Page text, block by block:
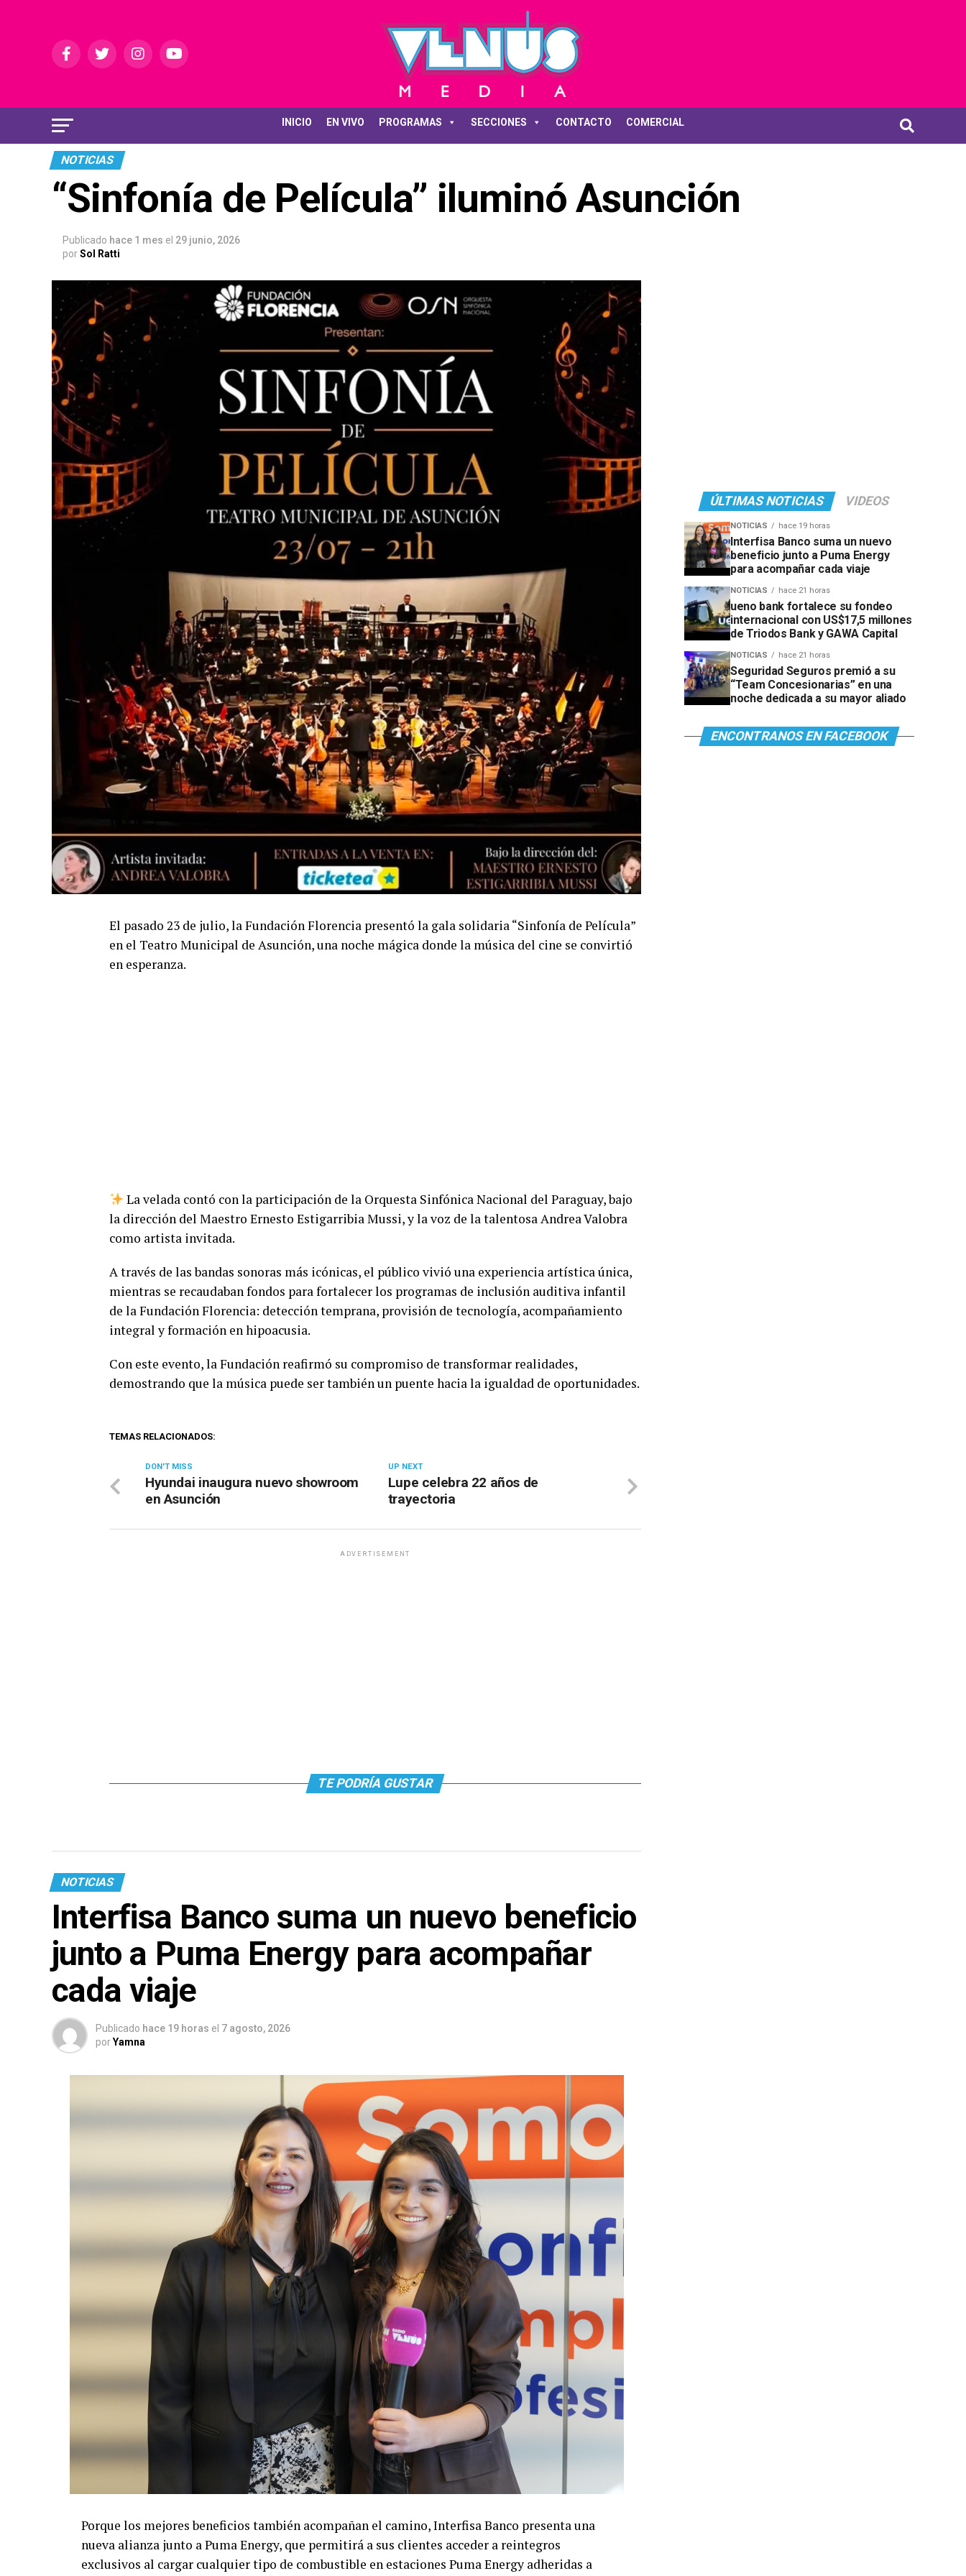
INICIO EN VIVO PROGRAMAS SECCIONES CONTACTO COMERCIAL
NOTICIAS
“Sinfonía de Película” iluminó Asunción
Publicado hace 1 mes el 29 junio, 2026
porSol Ratti
El pasado 23 de julio, la Fundación Florencia presentó la gala solidaria “Sinfonía de Película”
en el Teatro Municipal de Asunción, una noche mágica donde la música del cine se convirtió
en esperanza.
La velada contó con la participación de la Orquesta Sinfónica Nacional del Paraguay, bajo
la dirección del Maestro Ernesto Estigarribia Mussi, y la voz de la talentosa Andrea Valobra
como artista invitada.
A través de las bandas sonoras más icónicas, el público vivió una experiencia artística única,
mientras se recaudaban fondos para fortalecer los programas de inclusión auditiva infantil
de la Fundación Florencia: detección temprana, provisión de tecnología, acompañamiento
integral y formación en hipoacusia.
Con este evento, la Fundación reafirmó su compromiso de transformar realidades,
demostrando que la música puede ser también un puente hacia la igualdad de oportunidades.
TEMAS RELACIONADOS:
UP NEXT
Lupe celebra 22 años de
trayectoria
DON'T MISS
Hyundai inaugura nuevo showroom
en Asunción
ADVERTISEMENT
TE PODRÍA GUSTAR
NOTICIAS
Interfisa Banco suma un nuevo beneficio
junto a Puma Energy para acompañar
cada viaje
Publicado hace 19 horas el 7 agosto, 2026
porYamna
Porque los mejores beneficios también acompañan el camino, Interfisa Banco presenta una
nueva alianza junto a Puma Energy, que permitirá a sus clientes acceder a reintegros
exclusivos al cargar cualquier tipo de combustible en estaciones Puma Energy adheridas a
ÚLTIMAS NOTICIAS VIDEOS
NOTICIAS hace 19 horas
Interfisa Banco suma un nuevo
beneficio junto a Puma Energy
para acompañar cada viaje
NOTICIAS hace 21 horas
ueno bank fortalece su fondeo
internacional con US$17,5 millones
de Triodos Bank y GAWA Capital
NOTICIAS hace 21 horas
Seguridad Seguros premió a su
“Team Concesionarias” en una
noche dedicada a su mayor aliado
ENCONTRANOS EN FACEBOOK